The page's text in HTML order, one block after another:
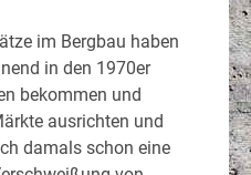
im Bergbau haben
in den 1970er
bekommen und
ausrichten und
damals schon eine